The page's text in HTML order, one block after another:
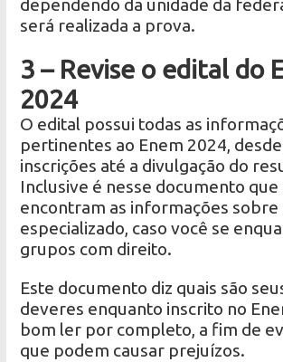
dependendo da unidade da
será realizada a prova.
3 – Revise o edital do
2024
O edital possui todas as
pertinentes ao Enem 2024,
inscrições até a divulgação do
Inclusive é nesse documento que
encontram as informações
especializado, caso você se
grupos com direito.
Este documento diz quais são
deveres enquanto inscrito no
bom ler por completo, a fim de
que podem causar prejuízos.